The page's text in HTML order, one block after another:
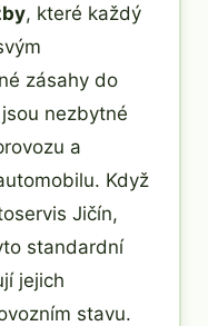
, které každý
zásahy do
nezbytné
a
Když
Jičín,
standardní
jejich
stavu.